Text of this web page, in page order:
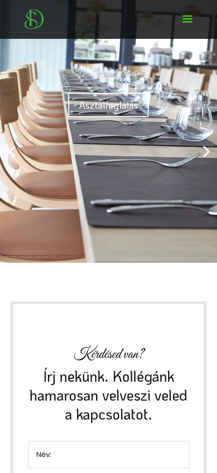
Di Stefano Bisztro
Asztalfoglalás
Kérdésed van?
Írj nekünk. Kollégánk
hamarosan velveszi veled
a kapcsolatot.